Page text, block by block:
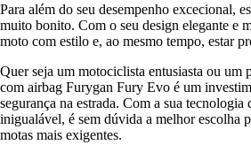
Para além do seu desempenho excecional,
muito bonito. Com o seu design elegante e
moto com estilo e, ao mesmo tempo, estar
Quer seja um motociclista entusiasta ou um
com airbag Furygan Fury Evo é um
segurança na estrada. Com a sua tecnologia
inigualável, é sem dúvida a melhor escolha
motas mais exigentes.